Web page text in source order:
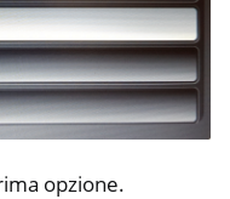
opzione.